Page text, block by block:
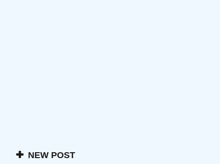
NEW POST